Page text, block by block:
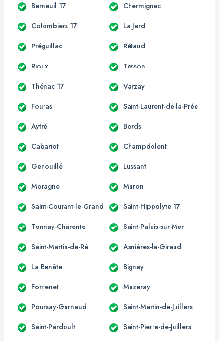
Berneuil 17 Chermignac
Colombiers 17 La Jard
Préguillac Rétaud
Rioux Tesson
Thénac 17 Varzay
Fouras Saint-Laurent-de-la-Prée
Aytré Bords
Cabariot Champdolent
Genouillé Lussant
Moragne Muron
Saint-Coutant-le-Grand Saint-Hippolyte 17
Tonnay-Charente Saint-Palais-sur-Mer
Saint-Martin-de-Ré Asnières-la-Giraud
La Benâte Bignay
Fontenet Mazeray
Poursay-Garnaud Saint-Martin-de-Juillers
Saint-Pardoult Saint-Pierre-de-Juillers